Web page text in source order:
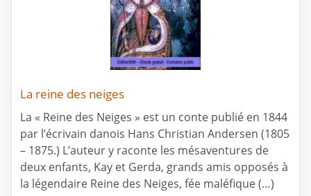
La reine des neiges
La « Reine des Neiges » est un conte publié en 1844
par l’écrivain danois Hans Christian Andersen (1805
– 1875.) L’auteur y raconte les mésaventures de
deux enfants, Kay et Gerda, grands amis opposés à
la légendaire Reine des Neiges, fée maléfique (…)